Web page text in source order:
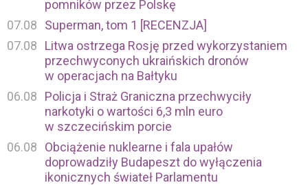
pomników przez Polskę
07.08
Superman, tom 1 [RECENZJA]
07.08
Litwa ostrzega Rosję przed wykorzystaniem
przechwyconych ukraińskich dronów
w operacjach na Bałtyku
06.08
Policja i Straż Graniczna przechwyciły
narkotyki o wartości 6,3 mln euro
w szczecińskim porcie
06.08
Obciążenie nuklearne i fala upałów
doprowadziły Budapeszt do wyłączenia
ikonicznych świateł Parlamentu